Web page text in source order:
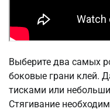
Выберите два самых
боковые грани клей.
тисками или
Стягивание